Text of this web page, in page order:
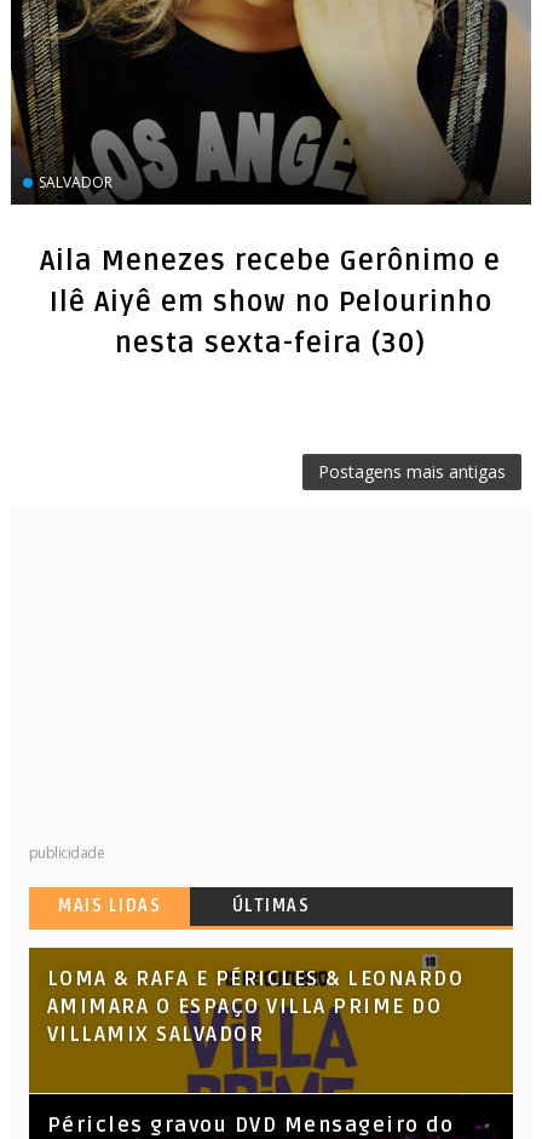
SALVADOR
Aila Menezes recebe Gerônimo e
Ilê Aiyê em show no Pelourinho
nesta sexta-feira (30)
Postagens mais antigas
publicidade
MAIS LIDAS ÚLTIMAS
LOMA & RAFA E PÉRICLES & LEONARDO
AMIMARA O ESPAÇO VILLA PRIME DO
VILLAMIX SALVADOR
Péricles gravou DVD Mensageiro do